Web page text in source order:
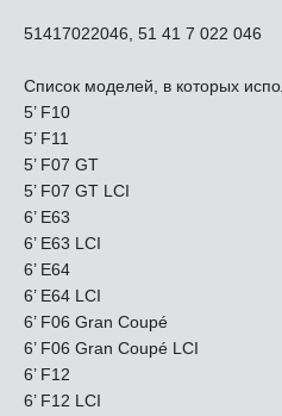
51417022046, 51 41 7 022 046
Список моделей, в которых
5’ F10
5’ F11
5’ F07 GT
5’ F07 GT LCI
6’ E63
6’ E63 LCI
6’ E64
6’ E64 LCI
6’ F06 Gran Coupé
6’ F06 Gran Coupé LCI
6’ F12
6’ F12 LCI